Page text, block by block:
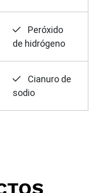
Peróxido
de hidrógeno
Cianuro de
sodio